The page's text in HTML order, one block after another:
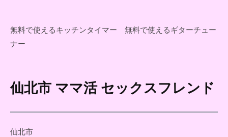
無料で使えるキッチンタイマー
無料で使えるギターチュー
ナー
コ
テ
ン
仙北市 ママ活 セックスフレンド
仙北市